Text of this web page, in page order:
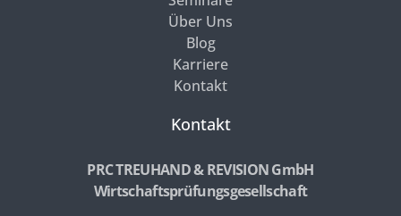
Über Uns
Blog
Karriere
Kontakt
Kontakt
PRC TREUHAND & REVISION GmbH
Wirtschaftsprüfungsgesellschaft